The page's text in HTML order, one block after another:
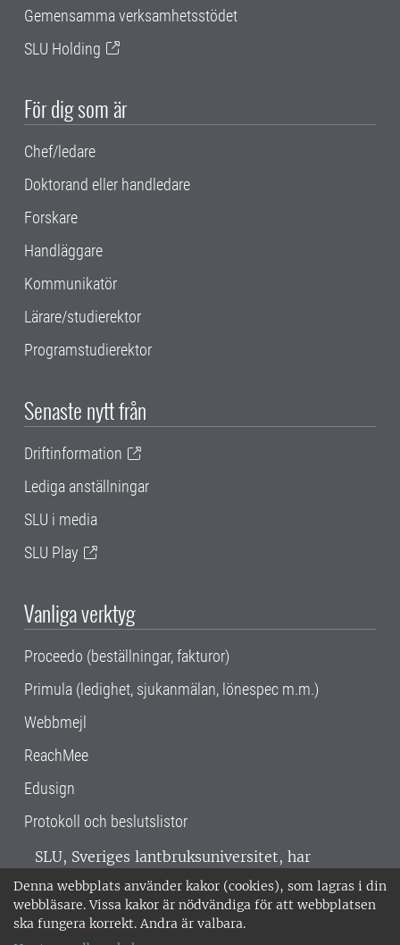
Denna webbplats använder kakor (cookies), som lagras i din
webbläsare. Vissa kakor är nödvändiga för att webbplatsen
ska fungera korrekt. Andra är valbara.
Gemensamma verksamhetsstödet
SLU Holding
För dig som är
Chef/ledare
Doktorand eller handledare
Forskare
Handläggare
Kommunikatör
Lärare/studierektor
Programstudierektor
Senaste nytt från
Driftinformation
Lediga anställningar
SLU i media
SLU Play
Vanliga verktyg
Proceedo (beställningar, fakturor)
Primula (ledighet, sjukanmälan, lönespec m.m.)
Webbmejl
ReachMee
Edusign
Protokoll och beslutslistor
SLU, Sveriges lantbruksuniversitet, har
verksamhet över hela Sverige. Huvudorter är
Alnarp, Uppsala och Umeå.SLU är
miljöcertifierat enligt ISO 14001. •